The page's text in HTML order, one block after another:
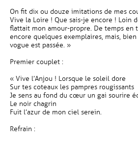
On fit dix ou douze imitations de mes
Vive la Loire ! Que sais-je encore ! Loin
flattait mon amour-propre. De temps en
encore quelques exemplaires, mais,
vogue est passée. »
Premier couplet :
« Vive l’Anjou ! Lorsque le soleil dore
Sur tes coteaux les pampres rougissants
Je sens au fond du cœur un gai sourire
Le noir chagrin
Fuit l’azur de mon ciel serein.
Refrain :